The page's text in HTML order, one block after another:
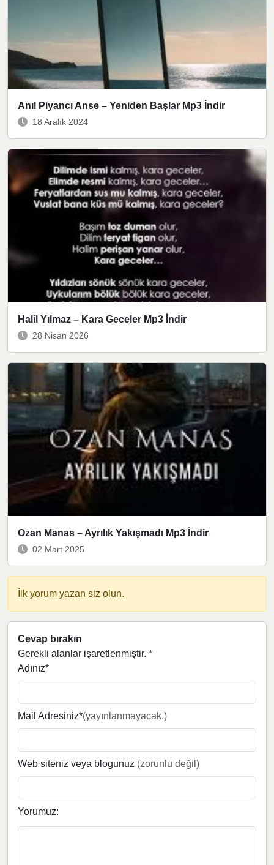
Anıl Piyancı Anse – Yeniden Başlar Mp3 İndir
18 Aralık 2024
Halil Yılmaz – Kara Geceler Mp3 İndir
28 Nisan 2026
Ozan Manas – Ayrılık Yakışmadı Mp3 İndir
02 Mart 2025
İlk yorum yazan siz olun.
Cevap bırakın
Gerekli alanlar işaretlenmiştir. *
Adınız*
Mail Adresiniz*(yayınlanmayacak.)
Web siteniz veya blogunuz (zorunlu değil)
Yorumuz: